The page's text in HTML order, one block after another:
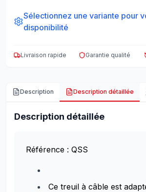
Sélectionnez une variante pour
disponibilité
Livraison rapide Garantie qualité
Description Description détaillée
Description détaillée
Référence : QSS
Ce treuil à câble est